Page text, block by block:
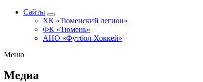
Сайты
ХК «Тюменский легион»
ФК «Тюмень»
АНО «Футбол-Хоккей»
Меню
Медиа